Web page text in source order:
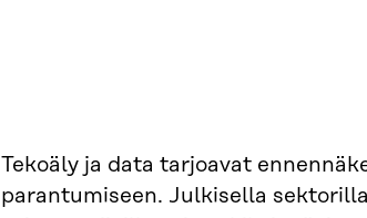
Tekoäly ja data tarjoavat
parantumiseen. Julkisella